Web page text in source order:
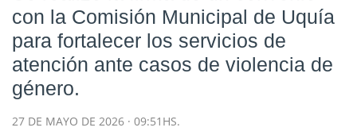
con la Comisión Municipal de Uquía
para fortalecer los servicios de
atención ante casos de violencia de
género.
27 DE MAYO DE 2026 · 09:51HS.